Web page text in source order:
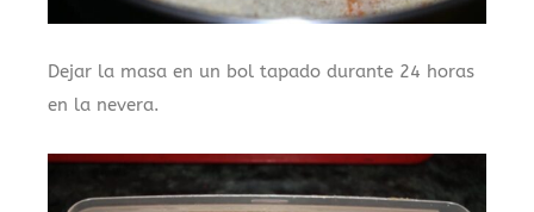
Dejar la masa en un bol tapado durante 24 horas
en la nevera.